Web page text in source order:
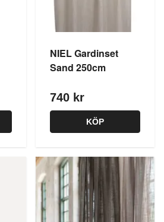
NIEL Gardinset
Sand 250cm
740 kr
KÖP